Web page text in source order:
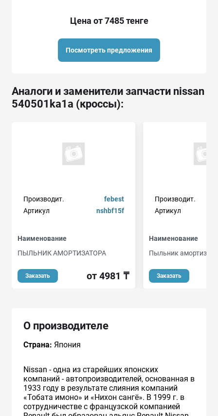
Цена от 7485 тенге
Посмотреть предложения
Аналоги и заменители запчасти nissan
540501ka1a (кроссы):
Производит.
febest
Артикул
nshbf15f
Наименование
ПЫЛЬНИК АМОРТИЗАТОРА
Заказать от 4981 ₸
Производит.
Артикул
Наименование
Пыльник
Заказать
О производителе
Страна: Япония
Nissan - одна из старейших японских
компаний - автопроизводителей, основанная в
1933 году в результате слияния компаний
«Тобата имоно» и «Нихон сангё». В 1999 г. в
сотрудничестве с французcкой компанией